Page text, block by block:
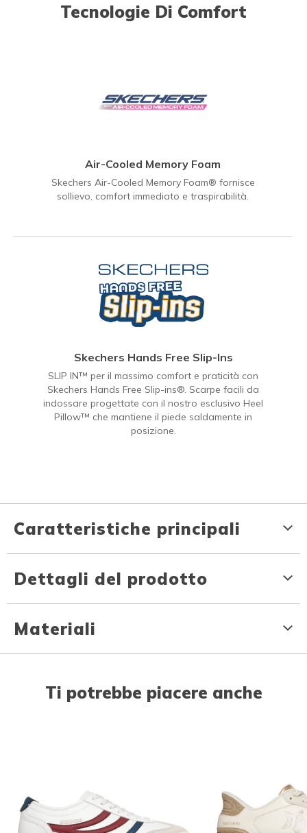
Tecnologie Di Comfort
Air-Cooled Memory Foam
Skechers Air-Cooled Memory Foam® fornisce
sollievo, comfort immediato e traspirabilità.
Skechers Hands Free Slip-Ins
SLIP IN™ per il massimo comfort e praticità con
Skechers Hands Free Slip-ins®. Scarpe facili da
indossare progettate con il nostro esclusivo Heel
Pillow™ che mantiene il piede saldamente in
posizione.
Caratteristiche principali
Dettagli del prodotto
Materiali
Ti potrebbe piacere anche